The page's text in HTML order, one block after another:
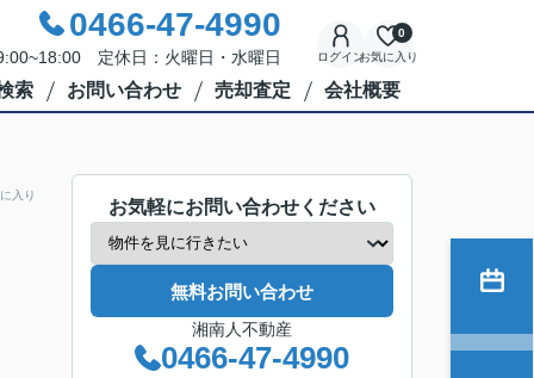
0466-47-4990
定休日：火曜日・水曜日 ログインお気に入り
0
索 お問い合わせ 売却査定 会社概要
入り
お気軽にお問い合わせください
無料お問い合わせ
湘南人不動産
0466-47-4990